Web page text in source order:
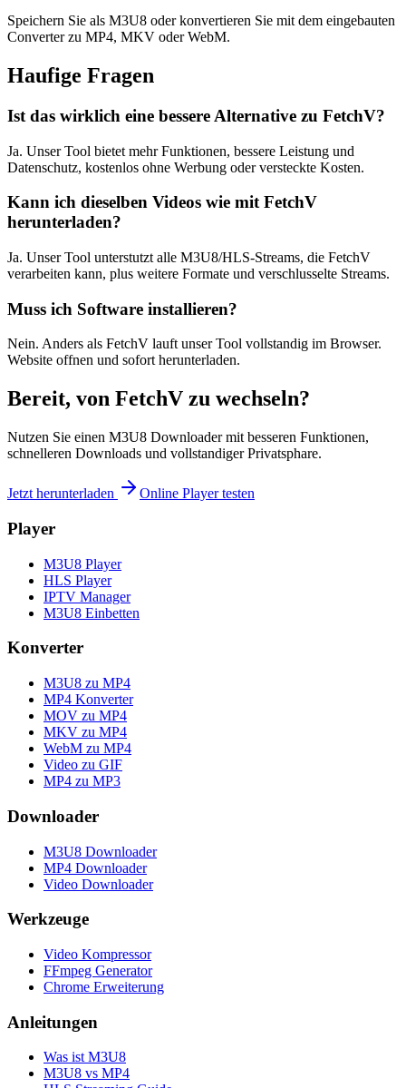
Speichern Sie als M3U8 oder konvertieren Sie mit dem eingebauten
Converter zu MP4, MKV oder WebM.
Haufige Fragen
Ist das wirklich eine bessere Alternative zu FetchV?
Ja. Unser Tool bietet mehr Funktionen, bessere Leistung und
Datenschutz, kostenlos ohne Werbung oder versteckte Kosten.
Kann ich dieselben Videos wie mit FetchV
herunterladen?
Ja. Unser Tool unterstutzt alle M3U8/HLS-Streams, die FetchV
verarbeiten kann, plus weitere Formate und verschlusselte Streams.
Muss ich Software installieren?
Nein. Anders als FetchV lauft unser Tool vollstandig im Browser.
Website offnen und sofort herunterladen.
Bereit, von FetchV zu wechseln?
Nutzen Sie einen M3U8 Downloader mit besseren Funktionen,
schnelleren Downloads und vollstandiger Privatsphare.
Jetzt herunterladen Online Player testen
Player
M3U8 Player
HLS Player
IPTV Manager
M3U8 Einbetten
Konverter
M3U8 zu MP4
MP4 Konverter
MOV zu MP4
MKV zu MP4
WebM zu MP4
Video zu GIF
MP4 zu MP3
Downloader
M3U8 Downloader
MP4 Downloader
Video Downloader
Werkzeuge
Video Kompressor
FFmpeg Generator
Chrome Erweiterung
Anleitungen
Was ist M3U8
M3U8 vs MP4